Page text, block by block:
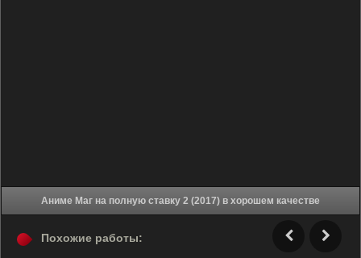
Аниме Маг на полную ставку 2 (2017) в хорошем качестве
Похожие работы: